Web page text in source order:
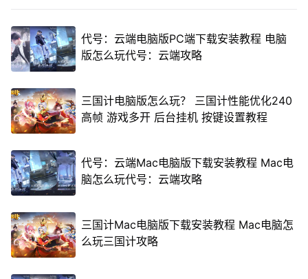
代号：云端电脑版PC端下载安装教程 电脑
版怎么玩代号：云端攻略
三国计电脑版怎么玩？ 三国计性能优化240
高帧 游戏多开 后台挂机 按键设置教程
代号：云端Mac电脑版下载安装教程 Mac电
脑怎么玩代号：云端攻略
三国计Mac电脑版下载安装教程 Mac电脑怎
么玩三国计攻略